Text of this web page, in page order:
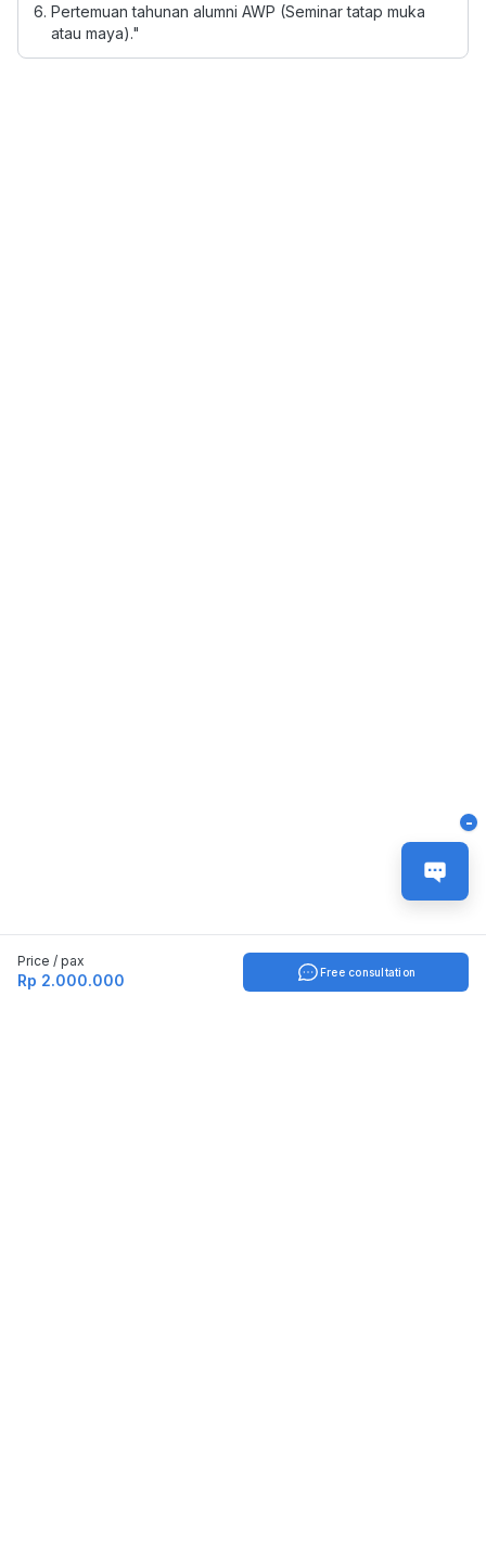
-
Pertemuan tahunan alumni AWP (Seminar tatap muka
atau maya)."
Price / pax
Rp 2.000.000 Free consultation